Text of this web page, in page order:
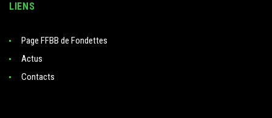
LIENS
Page FFBB de Fondettes
Actus
Contacts